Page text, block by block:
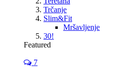
Trčanje
Slim&Fit
Mršavljenje
30!
Featured
7